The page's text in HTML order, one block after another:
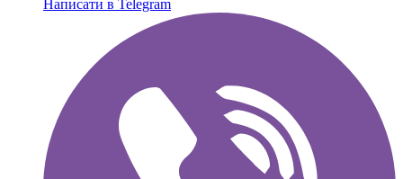
Написати в Telegram